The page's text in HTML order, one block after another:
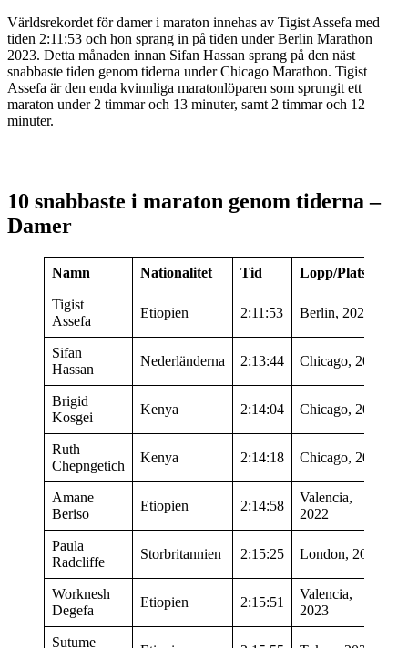
Världsrekordet för damer i maraton innehas av Tigist Assefa med
tiden 2:11:53 och hon sprang in på tiden under Berlin Marathon
2023. Detta månaden innan Sifan Hassan sprang på den näst
snabbaste tiden genom tiderna under Chicago Marathon. Tigist
Assefa är den enda kvinnliga maratonlöparen som sprungit ett
maraton under 2 timmar och 13 minuter, samt 2 timmar och 12
minuter.
10 snabbaste i maraton genom tiderna –
Damer
Namn Nationalitet Tid Lopp/Plats
Tigist
Assefa
Etiopien 2:11:53 Berlin, 2023
Sifan
Hassan
Nederländerna 2:13:44 Chicago, 2023
Brigid
Kosgei
Kenya 2:14:04 Chicago, 2019
Ruth
Chepngetich
Kenya 2:14:18 Chicago, 2022
Amane
Beriso
Etiopien 2:14:58
Valencia,
2022
Paula
Radcliffe
Storbritannien 2:15:25 London, 2003
Worknesh
Degefa
Etiopien 2:15:51
Valencia,
2023
Sutume